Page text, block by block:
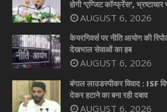
होगी ‘एग्जिट कॉन्फ्रेंस’,
AUGUST 6, 2026
केयरगिवर्स पर नीति आयोग की
देखभाल सेवाओं का हब
AUGUST 6, 2026
बंगाल लाउडस्पीकर विवाद : ISF
देकर हटाने का बना रही दबाव
AUGUST 6, 2026